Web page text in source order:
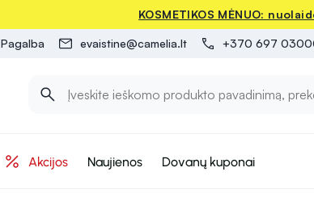
KOSMETIKOS MĖNUO:
Pagalba evaistine@camelia.lt +370 697
Akcijos Naujienos Dovanų kuponai